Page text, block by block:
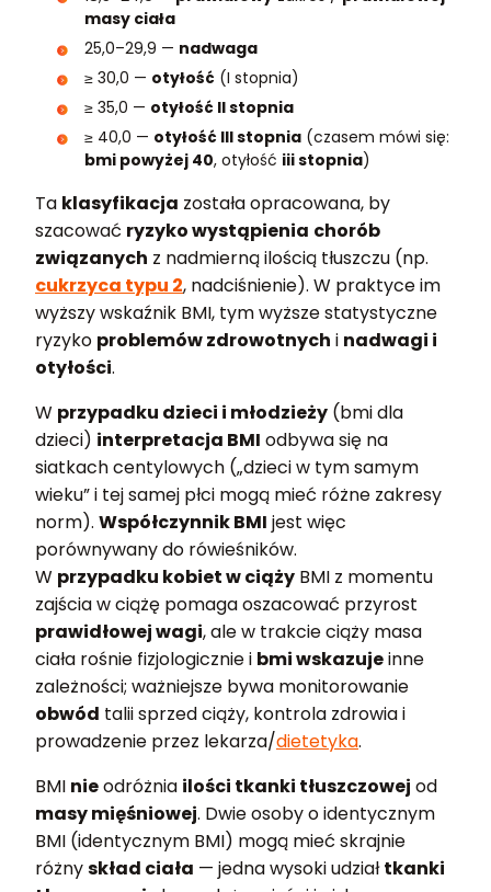
masy ciała
25,0–29,9 — nadwaga
≥ 30,0 — otyłość (I stopnia)
≥ 35,0 — otyłość II stopnia
≥ 40,0 — otyłość III stopnia (czasem mówi się:
bmi powyżej 40, otyłość iii stopnia)
Ta klasyfikacja została opracowana, by
szacować ryzyko wystąpienia chorób
związanych z nadmierną ilością tłuszczu (np.
cukrzyca typu 2, nadciśnienie). W praktyce im
wyższy wskaźnik BMI, tym wyższe statystyczne
ryzyko problemów zdrowotnych i nadwagi i
otyłości.
W przypadku dzieci i młodzieży (bmi dla
dzieci) interpretacja BMI odbywa się na
siatkach centylowych („dzieci w tym samym
wieku” i tej samej płci mogą mieć różne zakresy
norm). Współczynnik BMI jest więc
porównywany do rówieśników.
W przypadku kobiet w ciąży BMI z momentu
zajścia w ciążę pomaga oszacować przyrost
prawidłowej wagi, ale w trakcie ciąży masa
ciała rośnie fizjologicznie i bmi wskazujeinne
zależności; ważniejsze bywa monitorowanie
obwód talii sprzed ciąży, kontrola zdrowia i
prowadzenie przez lekarza/dietetyka.
BMI nieodróżnia ilości tkanki tłuszczowej od
masy mięśniowej. Dwie osoby o identycznym
BMI (identycznym BMI) mogą mieć skrajnie
różnyskład ciała — jedna wysoki udziałtkanki